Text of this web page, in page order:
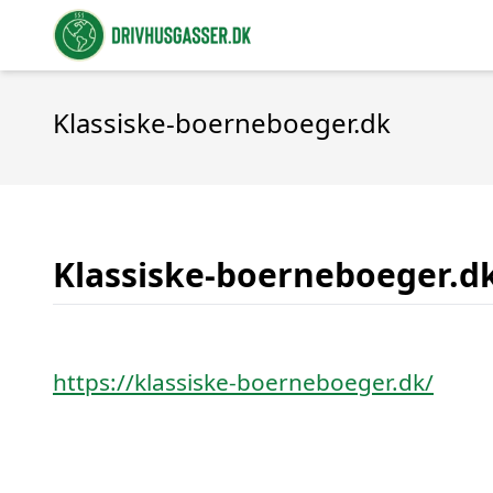
Klassiske-boerneboeger.dk
Klassiske-
https://klassiske-boerneboeger.dk/